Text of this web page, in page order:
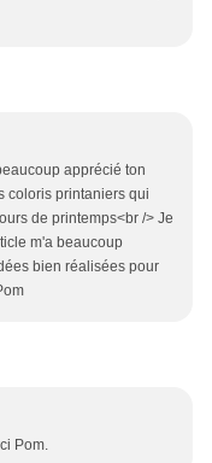
apprécié ton
coloris printaniers qui
de printemps<br /> Je
m'a beaucoup
bien réalisées pour
Pom.